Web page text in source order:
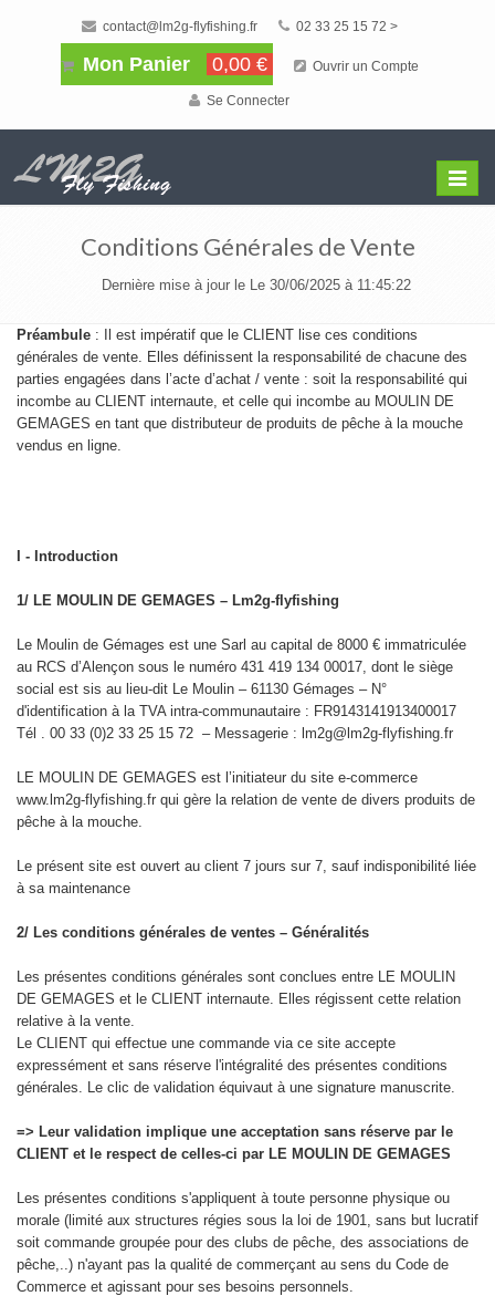
contact@lm2g-flyfishing.fr 02 33 25 15 72 >
Mon Panier 0,00 € Ouvrir un Compte
Se Connecter
Menu
Conditions Générales de Vente
Dernière mise à jour le Le 30/06/2025 à 11:45:22
Préambule : Il est impératif que le CLIENT lise ces conditions
générales de vente. Elles définissent la responsabilité de chacune des
parties engagées dans l’acte d’achat / vente : soit la responsabilité qui
incombe au CLIENT internaute, et celle qui incombe au MOULIN DE
GEMAGES en tant que distributeur de produits de pêche à la mouche
vendus en ligne.
I - Introduction
1/ LE MOULIN DE GEMAGES – Lm2g-flyfishing
Le Moulin de Gémages est une Sarl au capital de 8000 € immatriculée
au RCS d’Alençon sous le numéro 431 419 134 00017, dont le siège
social est sis au lieu-dit Le Moulin – 61130 Gémages – N°
d'identification à la TVA intra-communautaire : FR9143141913400017
Tél . 00 33 (0)2 33 25 15 72 – Messagerie : lm2g@lm2g-flyfishing.fr
LE MOULIN DE GEMAGES est l’initiateur du site e-commerce
www.lm2g-flyfishing.fr qui gère la relation de vente de divers produits de
pêche à la mouche.
Le présent site est ouvert au client 7 jours sur 7, sauf indisponibilité liée
à sa maintenance
2/ Les conditions générales de ventes – Généralités
Les présentes conditions générales sont conclues entre LE MOULIN
DE GEMAGES et le CLIENT internaute. Elles régissent cette relation
relative à la vente.
Le CLIENT qui effectue une commande via ce site accepte
expressément et sans réserve l'intégralité des présentes conditions
générales. Le clic de validation équivaut à une signature manuscrite.
=> Leur validation implique une acceptation sans réserve par le
CLIENT et le respect de celles-ci par LE MOULIN DE GEMAGES
Les présentes conditions s'appliquent à toute personne physique ou
morale (limité aux structures régies sous la loi de 1901, sans but lucratif
soit commande groupée pour des clubs de pêche, des associations de
pêche,..) n'ayant pas la qualité de commerçant au sens du Code de
Commerce et agissant pour ses besoins personnels.